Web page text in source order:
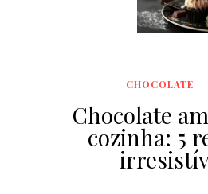
CHOCOLATE
Chocolate
cozinha: 5